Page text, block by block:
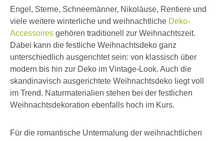
Engel, Sterne, Schneemänner, Nikoläuse, Rentiere und
viele weitere winterliche und weihnachtliche Deko-
Accessoires gehören traditionell zur Weihnachtszeit.
Dabei kann die festliche Weihnachtsdeko ganz
unterschiedlich ausgerichtet sein: von klassisch über
modern bis hin zur Deko im Vintage-Look. Auch die
skandinavisch ausgerichtete Weihnachtsdeko liegt voll
im Trend. Naturmaterialien stehen bei der festlichen
Weihnachtsdekoration ebenfalls hoch im Kurs.
Für die romantische Untermalung der weihnachtlichen